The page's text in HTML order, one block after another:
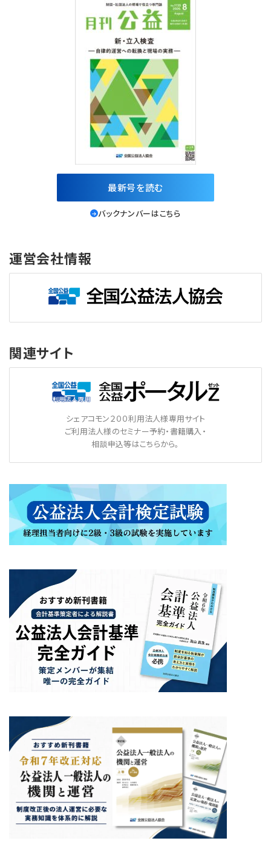
最新号を読む
バックナンバーはこちら
運営会社情報
関連サイト
シェアコモン２００利用法人様専用サイト
ご利用法人様のセミナー予約・書籍購入・
相談申込等はこちらから。